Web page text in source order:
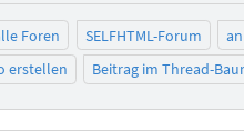
Foren SELFHTML-Forum
erstellen
Beitrag im Thread-